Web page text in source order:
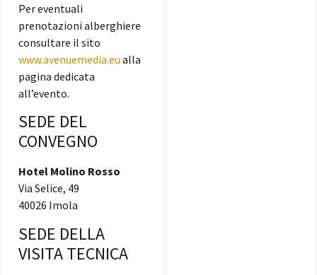
Per eventuali
prenotazioni alberghiere
consultare il sito
www.avenuemedia.eu alla
pagina dedicata
all’evento.
SEDE DEL
CONVEGNO
Hotel Molino Rosso
Via Selice, 49
40026 Imola
SEDE DELLA
VISITA TECNICA